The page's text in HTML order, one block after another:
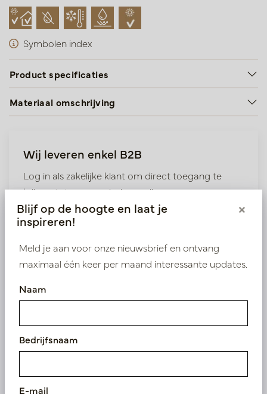
Symbolen index
Product specificaties
Materiaal omschrijving
Wij leveren enkel B2B
Log in als zakelijke klant om direct toegang te
krijgen tot onze exclusieve prijzen.
Bestaande klant? Log hier in
Nieuw? Registreer hier
Vergelijkbare
producten
Blijf op de hoogte en laat je
inspireren!
×
Meld je aan voor onze nieuwsbrief en ontvang
maximaal één keer per maand interessante updates.
Naam
Bedrijfsnaam
E-mail